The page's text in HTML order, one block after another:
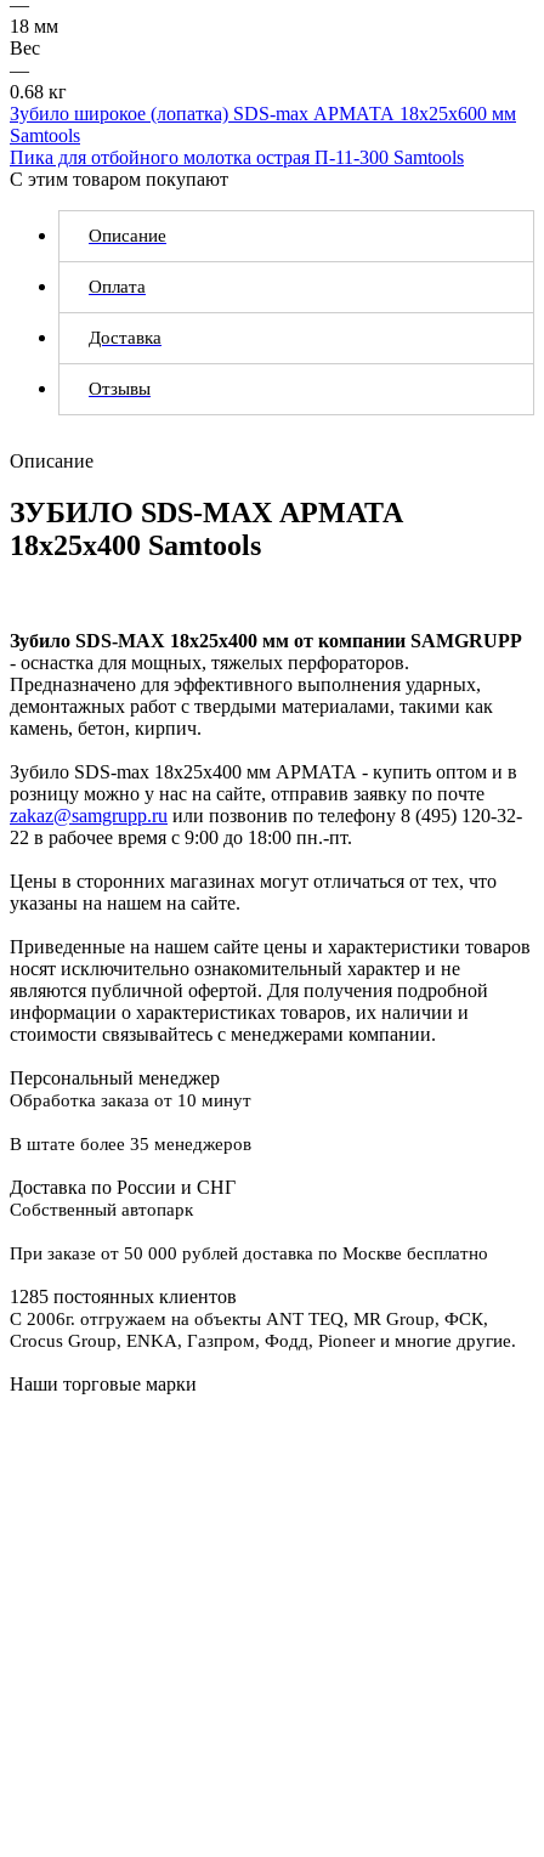
18 мм
Вес
—
0.68 кг
Зубило широкое (лопатка) SDS-max АРМАТА 18х25х600 мм
Samtools
Пика для отбойного молотка острая П-11-300 Samtools
С этим товаром покупают
Описание
Оплата
Доставка
Отзывы
Описание
ЗУБИЛО SDS-MAX АРМАТА
18х25х400 Samtools
Зубило SDS-MAX 18x25x400 мм от компании SAMGRUPP
- оснастка для мощных, тяжелых перфораторов.
Предназначено для эффективного выполнения ударных,
демонтажных работ с твердыми материалами, такими как
камень, бетон, кирпич.
Зубило SDS-max 18x25x400 мм АРМАТА - купить оптом и в
розницу можно у нас на сайте, отправив заявку по почте
zakaz@samgrupp.ru или позвонив по телефону 8 (495) 120-32-
22 в рабочее время с 9:00 до 18:00 пн.-пт.
Цены в сторонних магазинах могут отличаться от тех, что
указаны на нашем на сайте.
Приведенные на нашем сайте цены и характеристики товаров
носят исключительно ознакомительный характер и не
являются публичной офертой. Для получения подробной
информации о характеристиках товаров, их наличии и
стоимости связывайтесь с менеджерами компании.
Персональный менеджер
Обработка заказа от 10 минут
В штате более 35 менеджеров
Доставка по России и СНГ
Собственный автопарк
При заказе от 50 000 рублей доставка по Москве бесплатно
1285 постоянных клиентов
С 2006г. отгружаем на объекты ANT TEQ, MR Group, ФСК,
Crocus Group, ENKA, Газпром, Фодд, Pioneer и многие другие.
Наши торговые марки